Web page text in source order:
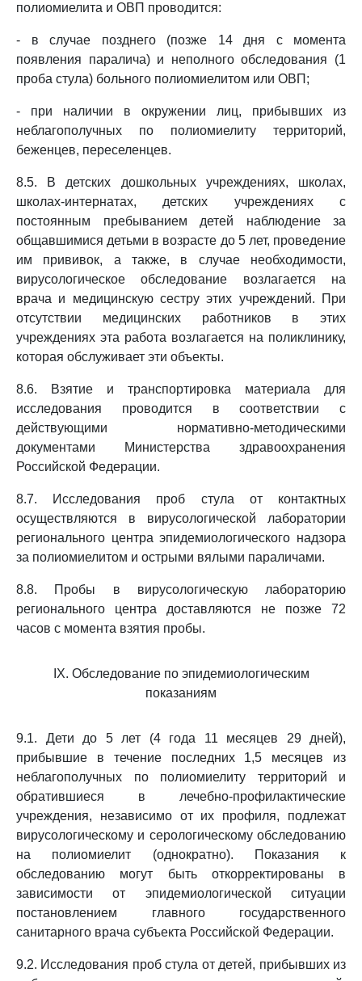
полиомиелита и ОВП проводится:
- в случае позднего (позже 14 дня с момента
появления паралича) и неполного обследования (1
проба стула) больного полиомиелитом или ОВП;
- при наличии в окружении лиц, прибывших из
неблагополучных по полиомиелиту территорий,
беженцев, переселенцев.
8.5. В детских дошкольных учреждениях, школах,
школах-интернатах, детских учреждениях с
постоянным пребыванием детей наблюдение за
общавшимися детьми в возрасте до 5 лет, проведение
им прививок, а также, в случае необходимости,
вирусологическое обследование возлагается на
врача и медицинскую сестру этих учреждений. При
отсутствии медицинских работников в этих
учреждениях эта работа возлагается на поликлинику,
которая обслуживает эти объекты.
8.6. Взятие и транспортировка материала для
исследования проводится в соответствии с
действующими нормативно-методическими
документами Министерства здравоохранения
Российской Федерации.
8.7. Исследования проб стула от контактных
осуществляются в вирусологической лаборатории
регионального центра эпидемиологического надзора
за полиомиелитом и острыми вялыми параличами.
8.8. Пробы в вирусологическую лабораторию
регионального центра доставляются не позже 72
часов с момента взятия пробы.
IX. Обследование по эпидемиологическим
показаниям
9.1. Дети до 5 лет (4 года 11 месяцев 29 дней),
прибывшие в течение последних 1,5 месяцев из
неблагополучных по полиомиелиту территорий и
обратившиеся в лечебно-профилактические
учреждения, независимо от их профиля, подлежат
вирусологическому и серологическому обследованию
на полиомиелит (однократно). Показания к
обследованию могут быть откорректированы в
зависимости от эпидемиологической ситуации
постановлением главного государственного
санитарного врача субъекта Российской Федерации.
9.2. Исследования проб стула от детей, прибывших из